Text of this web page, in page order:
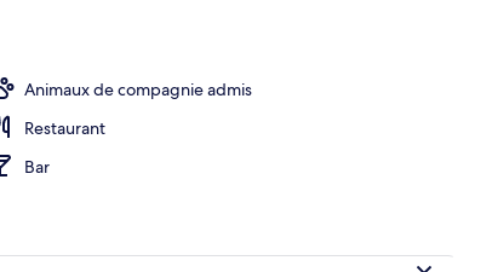
Animaux de compagnie admis
Restaurant
Bar